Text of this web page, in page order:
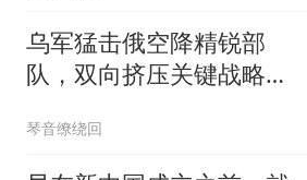
乌军猛击俄空降精锐部
队，双向挤压关键战略支
琴音缭绕回